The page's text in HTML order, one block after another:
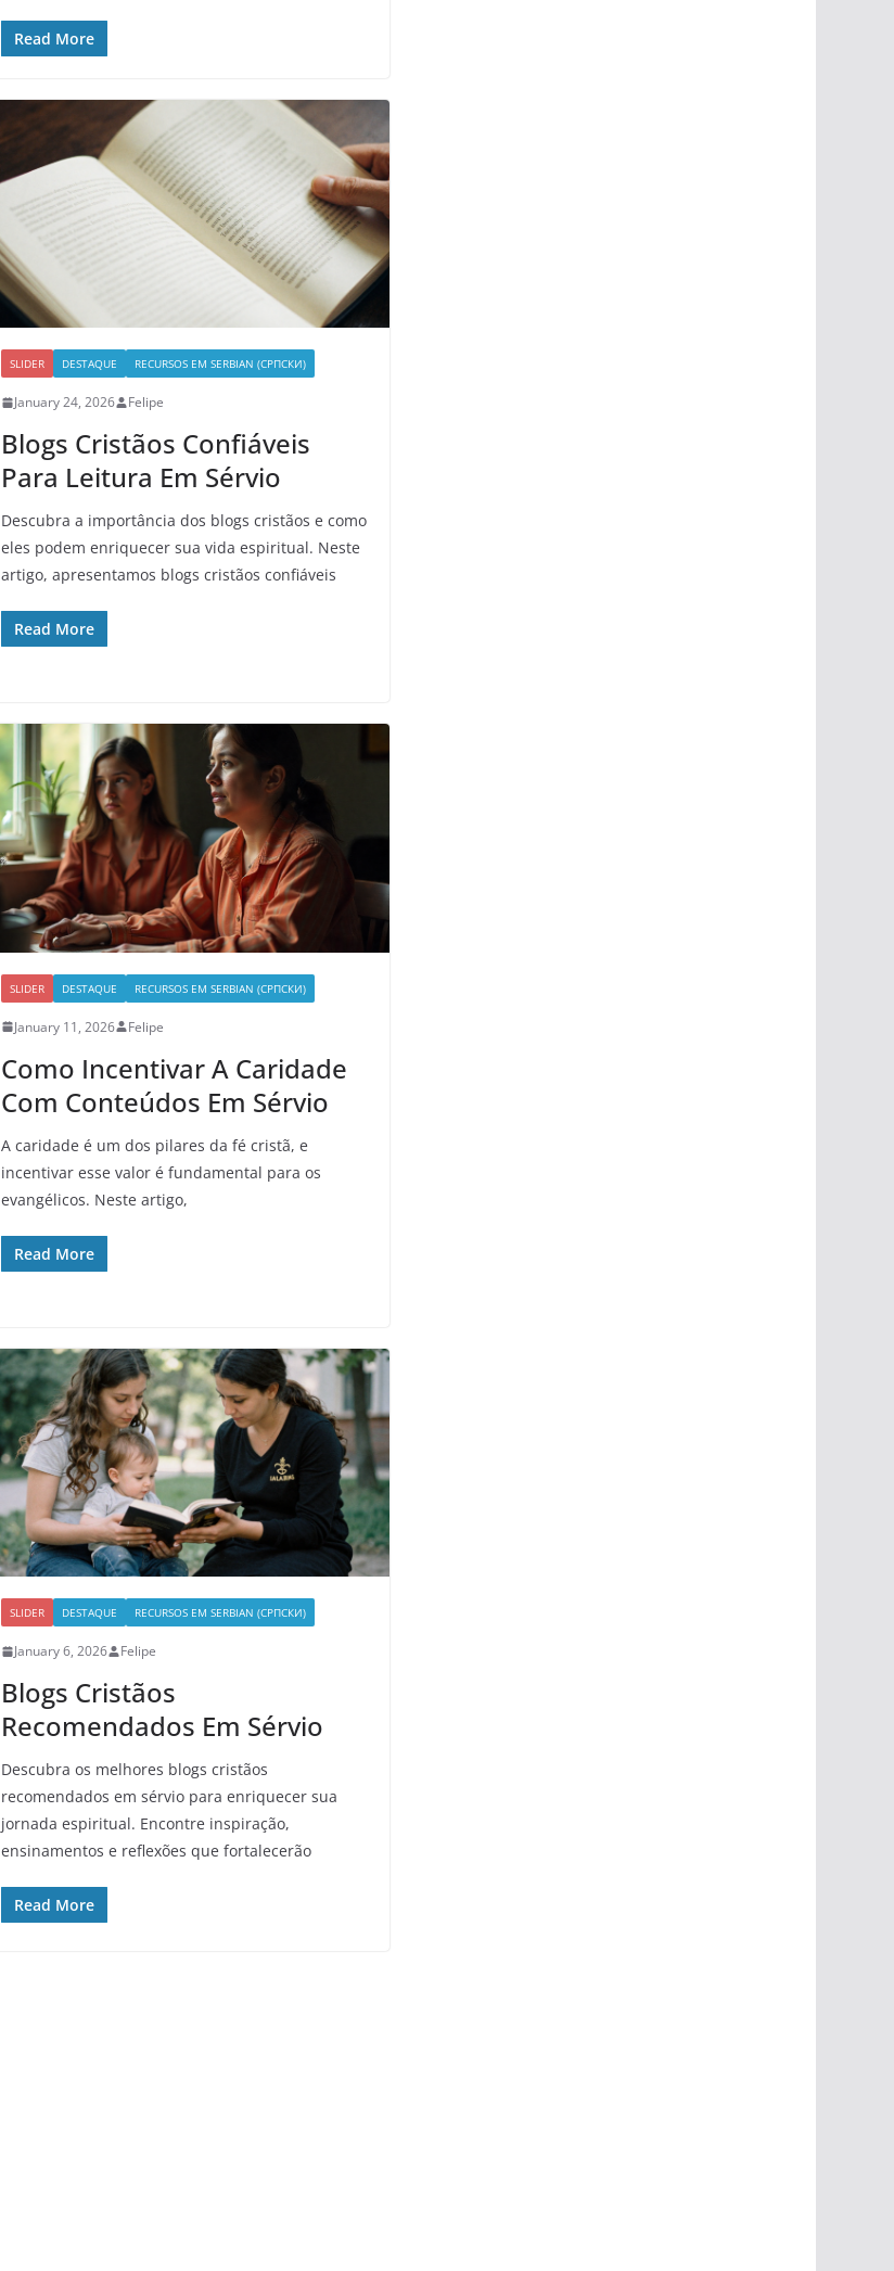
Read More
SLIDER DESTAQUE RECURSOS EM SERBIAN (СРПСКИ)
January 24, 2026 Felipe
Blogs Cristãos Confiáveis
Para Leitura Em Sérvio
Descubra a importância dos blogs cristãos e como
eles podem enriquecer sua vida espiritual. Neste
artigo, apresentamos blogs cristãos confiáveis
Read More
SLIDER DESTAQUE RECURSOS EM SERBIAN (СРПСКИ)
January 11, 2026 Felipe
Como Incentivar A Caridade
Com Conteúdos Em Sérvio
A caridade é um dos pilares da fé cristã, e
incentivar esse valor é fundamental para os
evangélicos. Neste artigo,
Read More
SLIDER DESTAQUE RECURSOS EM SERBIAN (СРПСКИ)
January 6, 2026 Felipe
Blogs Cristãos
Recomendados Em Sérvio
Descubra os melhores blogs cristãos
recomendados em sérvio para enriquecer sua
jornada espiritual. Encontre inspiração,
ensinamentos e reflexões que fortalecerão
Read More